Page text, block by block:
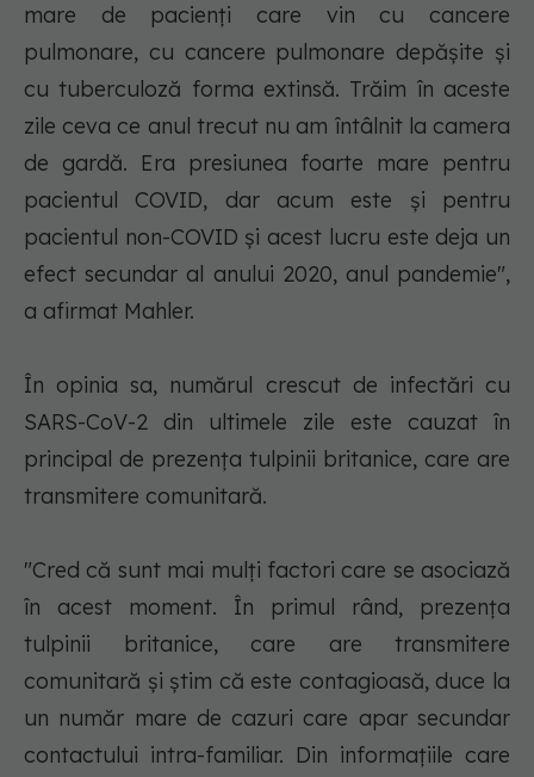
mare de pacienţi care vin cu cancere
pulmonare, cu cancere pulmonare depăşite şi
cu tuberculoză forma extinsă. Trăim în aceste
zile ceva ce anul trecut nu am întâlnit la camera
de gardă. Era presiunea foarte mare pentru
pacientul COVID, dar acum este şi pentru
pacientul non-COVID şi acest lucru este deja un
efect secundar al anului 2020, anul pandemie",
a afirmat Mahler.
În opinia sa, numărul crescut de infectări cu
SARS-CoV-2 din ultimele zile este cauzat în
principal de prezenţa tulpinii britanice, care are
transmitere comunitară.
"Cred că sunt mai mulţi factori care se asociază
în acest moment. În primul rând, prezenţa
tulpinii britanice, care are transmitere
comunitară şi ştim că este contagioasă, duce la
un număr mare de cazuri care apar secundar
contactului intra-familiar. Din informaţiile care